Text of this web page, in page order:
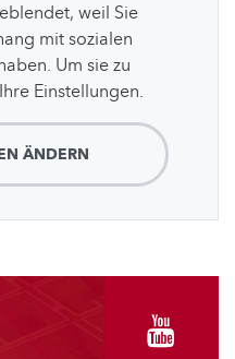
weil Sie
mit sozialen
Um sie zu
Einstellungen.
ÄNDERN